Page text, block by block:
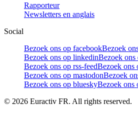
Rapporteur
Newsletters en anglais
Social
Bezoek ons op facebookBezoek
Bezoek ons op linkedinBezoek ons
Bezoek ons op rss-feedBezoek ons
Bezoek ons op mastodonBezoek
Bezoek ons op blueskyBezoek ons
© 2026 Euractiv FR. All rights reserved.